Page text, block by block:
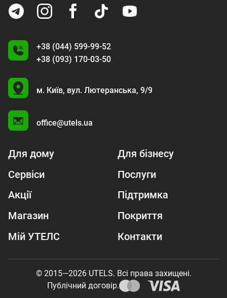
+38 (044) 599-99-52
+38 (093) 170-03-50
U
м. Київ, вул. Лютеранська, 9/9
office@utels.ua
Для дому
Для бізнесу
Сервіси
Послуги
Акції
Підтримка
Магазин
Покриття
Мій УТЕЛС
Контакти
© 2015—2026 UTELS. Всі права захищені.
Публічний договір.